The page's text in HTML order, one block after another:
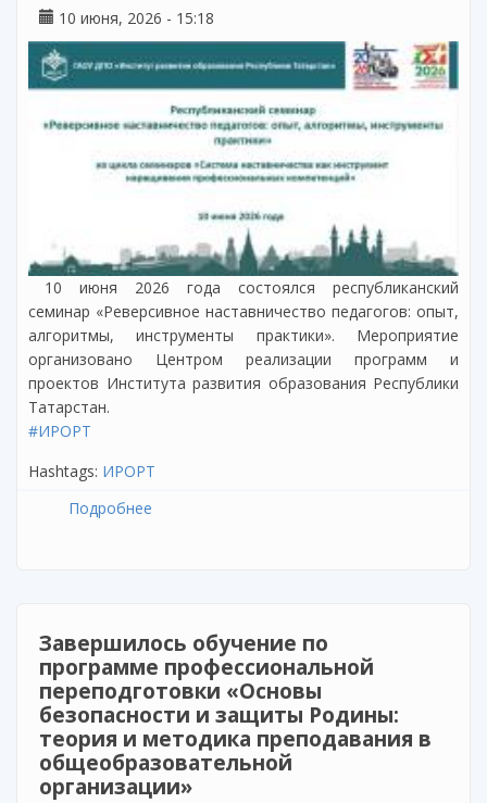
10 июня, 2026 - 15:18
10 июня 2026 года состоялся республиканский
семинар «Реверсивное наставничество педагогов: опыт,
алгоритмы, инструменты практики». Мероприятие
организовано Центром реализации программ и
проектов Института развития образования Республики
Татарстан.
#ИРОРТ
Hashtags: ИРОРТ
Подробнее
Завершилось обучение по
программе профессиональной
переподготовки «Основы
безопасности и защиты Родины:
теория и методика преподавания в
общеобразовательной
организации»